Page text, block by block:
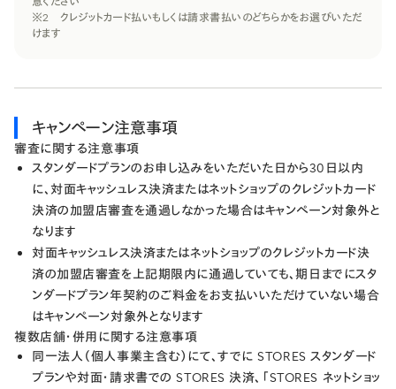
※2 クレジットカード払いもしくは​請求書払いの​どちらかを​お選びいただ
けます
キャンペーン注意事項
審査に関する注意事項
スタンダードプランの​お申し込みを​いただいた​日から​30日以内
に、​対面キャッシュレス決済または​ネットショップの​クレジットカード
決済の​加盟店審査を​通過しなかった​場合は​キャンペーン対象外と​
なります
対面キャッシュレス決済または​ネットショップの​クレジットカード決
済の​加盟店審査を​上記期限内に​通過していても、​期日までに​スタ
ンダードプラン年契約の​ご料金を​お支払いいただけていない​場合
は​キャンペーン対象外と​なります
複数店舗・併用に関する注意事項
同一法人（個人事業主含む）にて、すでに STORES スタンダード
プランや対面・請求書での STORES 決済、「STORES ネットショッ